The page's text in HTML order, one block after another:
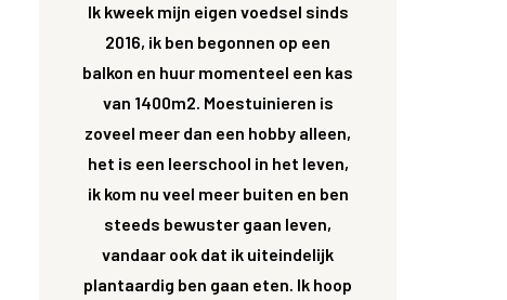
Ik kweek mijn eigen voedsel sinds
2016, ik ben begonnen op een
balkon en huur momenteel een kas
van 1400m2. Moestuinieren is
zoveel meer dan een hobby alleen,
het is een leerschool in het leven,
ik kom nu veel meer buiten en ben
steeds bewuster gaan leven,
vandaar ook dat ik uiteindelijk
plantaardig ben gaan eten. Ik hoop